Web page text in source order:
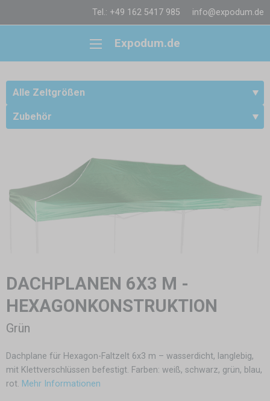
Tel.: +49 162 5417 985 info@expodum.de
Expodum.de
Alle Zeltgrößen
Zubehör
DACHPLANEN 6X3 M -
HEXAGONKONSTRUKTION
Grün
Dachplane für Hexagon-Faltzelt 6x3 m – wasserdicht, langlebig,
mit Klettverschlüssen befestigt. Farben: weiß, schwarz, grün, blau,
rot. Mehr Informationen